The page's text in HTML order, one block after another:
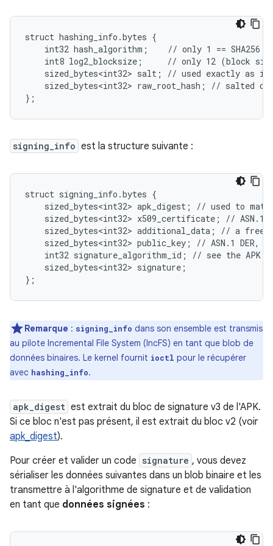
struct hashing_info.bytes {
int32 hash_algorithm;    // only 1 == SHA256
int8 log2_blocksize;     // only 12 (block size
sized_bytes<int32> salt; // used exactly as in
sized_bytes<int32> raw_root_hash; // salted
};
signing_info est la structure suivante :
struct signing_info.bytes {
sized_bytes<int32> apk_digest; // used to
sized_bytes<int32> x509_certificate; // ASN.1
sized_bytes<int32> additional_data; // a
sized_bytes<int32> public_key; // ASN.1 DER,
int32 signature_algorithm_id; // see the APK
    sized_bytes<int32> signature;
};
Remarque : signing_info dans son ensemble est transmis
au pilote Incremental File System (IncFS) en tant que blob de
données binaires. Le kernel fournit ioctl pour le récupérer
avec hashing_info.
apk_digest est extrait du bloc de signature v3 de l'APK.
Si ce bloc n'est pas présent, il est extrait du bloc v2 (voir
apk_digest).
Pour créer et valider un code signature , vous devez
sérialiser les données suivantes dans un blob binaire et les
transmettre à l'algorithme de signature et de validation
en tant que données signées :